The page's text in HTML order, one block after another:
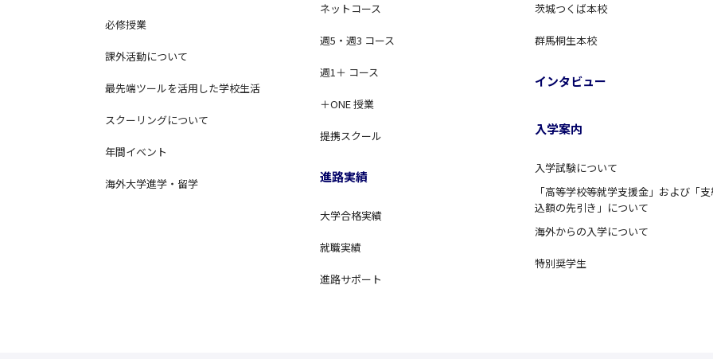
必修授業
課外活動について
最先端ツールを活用した学校生活
スクーリングについて
年間イベント
海外大学進学・留学
ネットコース
週5・週3 コース
週1＋ コース
＋ONE 授業
提携スクール
進路実績
大学合格実績
就職実績
進路サポート
茨城つくば本校
群馬桐生本校
インタビュー
入学案内
入学試験について
「高等学校等就学支援金」および「
込額の先引き」について
海外からの入学について
特別奨学生